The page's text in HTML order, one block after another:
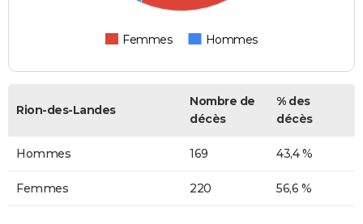
Femmes Hommes
Rion-des-Landes
Nombre de
décès
% des
décès
Hommes 169 43,4 %
Femmes 220 56,6 %